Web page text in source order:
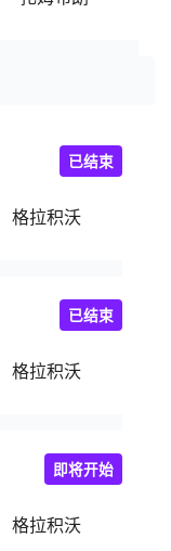
格拉积沃
已结束
格拉积沃
已结束
格拉积沃
即将开始